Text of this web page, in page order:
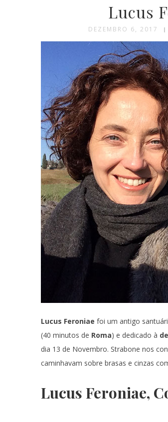
Lucus
DEZEMBRO 6, 2017
Lucus Feroniae foi um antigo
(40 minutos de Roma) e dedicado à
dia 13 de Novembro. Strabone nos
caminhavam sobre brasas e cinzas
Lucus Feroniae,